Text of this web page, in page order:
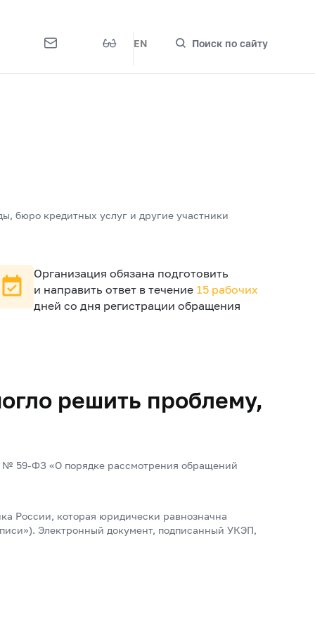
EN Поиск по сайту
бюро кредитных услуг и другие участники
Организация обязана подготовить
и направить ответ в течение 15 рабочих
дней со дня регистрации обращения
решить проблему,
№ 59-ФЗ «О порядке рассмотрения обращений
России, которая юридически равнозначна
Электронный документ, подписанный УКЭП,